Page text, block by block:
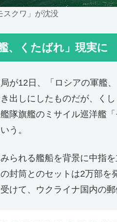
スクワ」が沈没
艦、くたばれ」現実
が12日、「ロシアの軍艦
出しにしたものだが、く
隊旗艦のミサイル巡洋艦
う。
られる艦船を背景に中指
封筒とのセットは2万部
けて、ウクライナ国内の